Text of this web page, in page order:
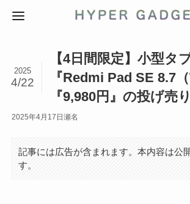
【4日間限定】小型タ
『Redmi Pad SE 8.7
『9,980円』の投げ売
2025
4/22
2025年4月17日 瀬名
記事には広告が含まれます。本内容は公
す。